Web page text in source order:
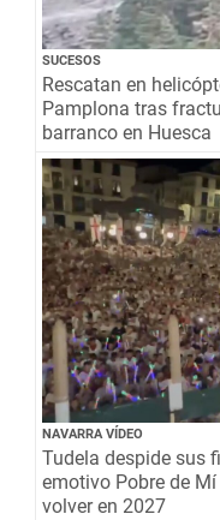
SUCESOS
Rescatan en
Pamplona tras
barranco en Huesca
NAVARRA VÍDEO
Tudela despide sus
emotivo Pobre de
volver en 2027